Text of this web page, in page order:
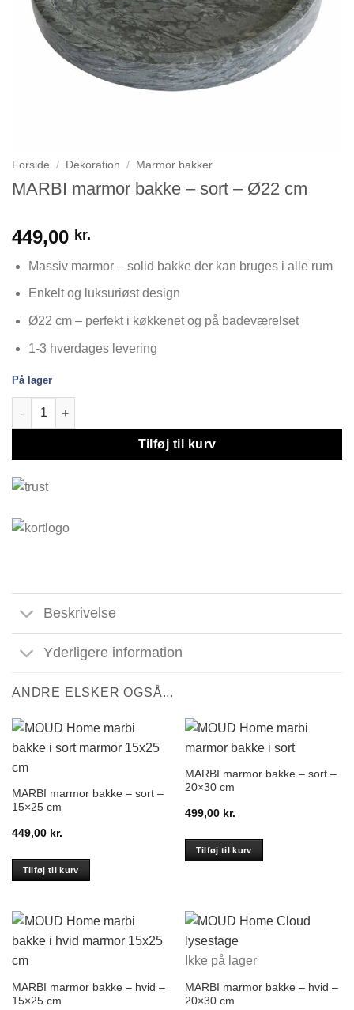
Forside / Dekoration / Marmor bakker
MARBI marmor bakke – sort – Ø22 cm
449,00 kr.
Massiv marmor – solid bakke der kan bruges i alle rum
Enkelt og luksuriøst design
Ø22 cm – perfekt i køkkenet og på badeværelset
1-3 hverdages levering
På lager
MARBI marmor bakke - sort - Ø22 cm antal
Tilføj til kurv
Beskrivelse
Yderligere information
ANDRE ELSKER OGSÅ...
MARBI marmor bakke – sort –
15×25 cm
449,00 kr.
Tilføj til kurv
MARBI marmor bakke – sort –
20×30 cm
499,00 kr.
Tilføj til kurv
MARBI marmor bakke – hvid –
15×25 cm
Ikke på lager
MARBI marmor bakke – hvid –
20×30 cm